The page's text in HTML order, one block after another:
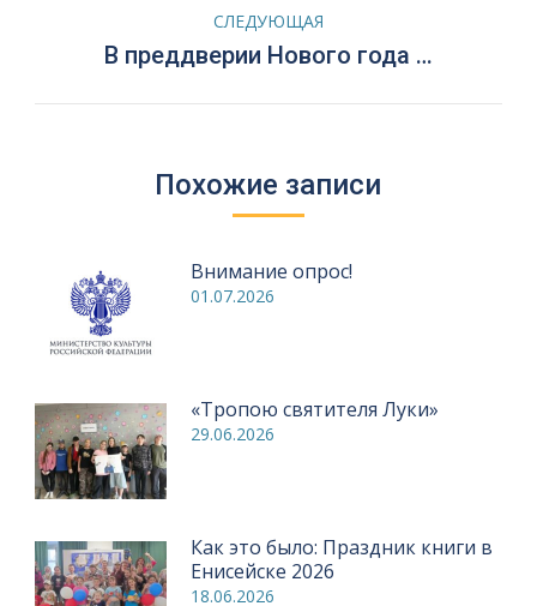
СЛЕДУЮЩАЯ
Следующая
В преддверии Нового года …
Похожие записи
Внимание опрос!
01.07.2026
«Тропою святителя Луки»
29.06.2026
Как это было: Праздник книги в
Енисейске 2026
18.06.2026